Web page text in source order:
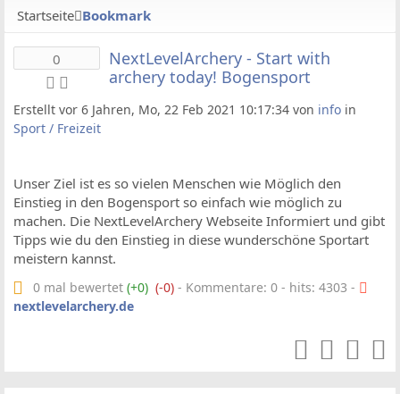
Startseite Bookmark
0
NextLevelArchery - Start with
archery today! Bogensport
Erstellt vor 6 Jahren, Mo, 22 Feb 2021 10:17:34 von info in
Sport / Freizeit
Unser Ziel ist es so vielen Menschen wie Möglich den
Einstieg in den Bogensport so einfach wie möglich zu
machen. Die NextLevelArchery Webseite Informiert und gibt
Tipps wie du den Einstieg in diese wunderschöne Sportart
meistern kannst.
0 mal bewertet (+0) (-0) - Kommentare: 0 - hits: 4303 -
nextlevelarchery.de